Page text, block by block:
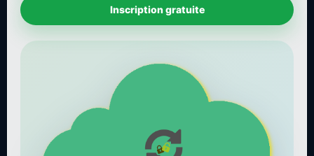
Inscription gratuite